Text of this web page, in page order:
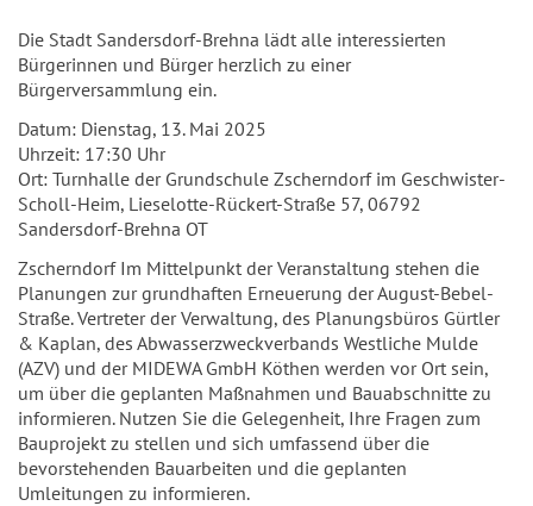
Die Stadt Sandersdorf-Brehna lädt alle interessierten
Bürgerinnen und Bürger herzlich zu einer
Bürgerversammlung ein.
Datum: Dienstag, 13. Mai 2025
Uhrzeit: 17:30 Uhr
Ort: Turnhalle der Grundschule Zscherndorf im Geschwister-
Scholl-Heim, Lieselotte-Rückert-Straße 57, 06792
Sandersdorf-Brehna OT
Zscherndorf Im Mittelpunkt der Veranstaltung stehen die
Planungen zur grundhaften Erneuerung der August-Bebel-
Straße. Vertreter der Verwaltung, des Planungsbüros Gürtler
& Kaplan, des Abwasserzweckverbands Westliche Mulde
(AZV) und der MIDEWA GmbH Köthen werden vor Ort sein,
um über die geplanten Maßnahmen und Bauabschnitte zu
informieren. Nutzen Sie die Gelegenheit, Ihre Fragen zum
Bauprojekt zu stellen und sich umfassend über die
bevorstehenden Bauarbeiten und die geplanten
Umleitungen zu informieren.